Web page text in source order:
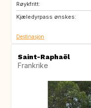
Røykfritt:
Kjæledyrpass ønskes:
Destinasjon
Saint-Raphaël
Frankrike